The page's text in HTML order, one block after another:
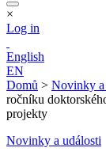
×
Log in
English
EN
Domů > Novinky a
ročníku
projekty
Novinky a události